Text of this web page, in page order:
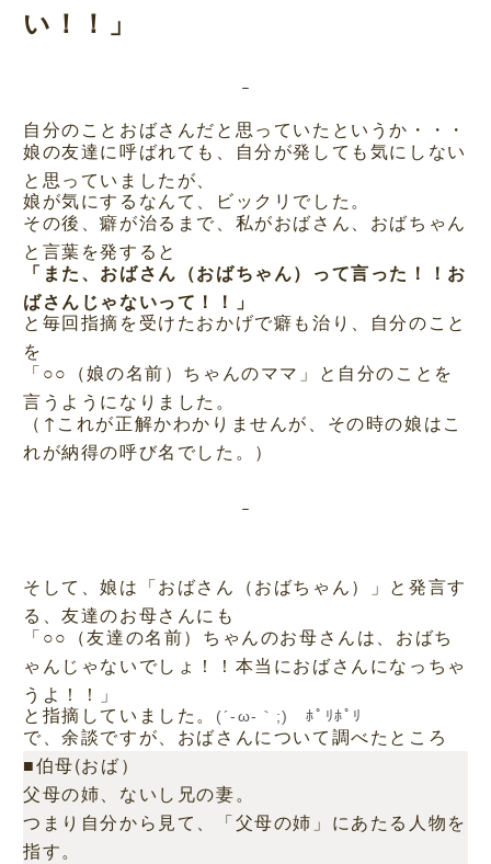
い！！」
自分のことおばさんだと思っていたというか・・・
娘の友達に呼ばれても、自分が発しても気にしない
と思っていましたが、
娘が気にするなんて、ビックリでした。
その後、癖が治るまで、私がおばさん、おばちゃん
と言葉を発すると
「また、おばさん（おばちゃん）って言った！！お
ばさんじゃないって！！」
と毎回指摘を受けたおかげで癖も治り、自分のこと
を
「○○（娘の名前）ちゃんのママ」と自分のことを
言うようになりました。
（↑これが正解かわかりませんが、その時の娘はこ
れが納得の呼び名でした。）
そして、娘は「おばさん（おばちゃん）」と発言す
る、友達のお母さんにも
「○○（友達の名前）ちゃんのお母さんは、おばち
ゃんじゃないでしょ！！本当におばさんになっちゃ
うよ！！」
と指摘していました。
(´-ω-｀;)ゞﾎﾟﾘﾎﾟﾘ
で、余談ですが、おばさんについて調べたところ
■伯母(おば）
父母の姉、ないし兄の妻。
つまり自分から見て、「父母の姉」にあたる人物を
指す。